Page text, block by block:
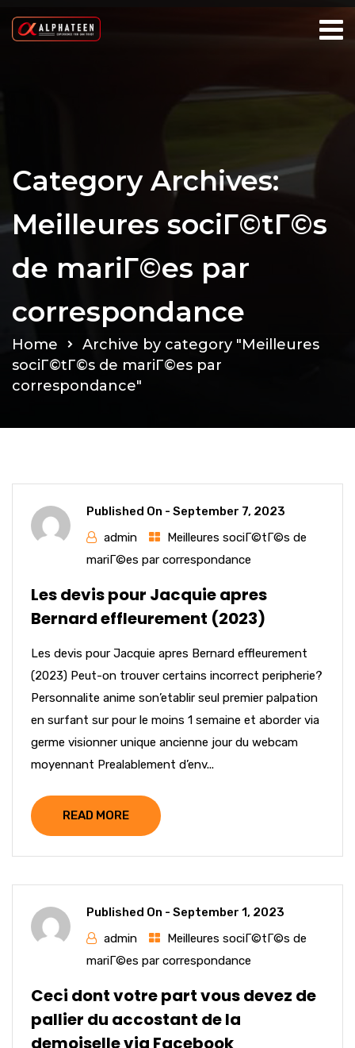
Category Archives:
Meilleures sociГ©tГ©s
de mariГ©es par
correspondance
Home
Archive by category "Meilleures
sociГ©tГ©s de mariГ©es par
correspondance"
Published On - September 7, 2023
admin
Meilleures sociГ©tГ©s de
mariГ©es par correspondance
Les devis pour Jacquie apres
Bernard effleurement (2023)
Les devis pour Jacquie apres Bernard effleurement
(2023) Peut-on trouver certains incorrect peripherie?
Personnalite anime son’etablir seul premier palpation
en surfant sur pour le moins 1 semaine et aborder via
germe visionner unique ancienne jour du webcam
moyennant Prealablement d’env...
READ MORE
Published On - September 1, 2023
admin
Meilleures sociГ©tГ©s de
mariГ©es par correspondance
Ceci dont votre part vous devez de
pallier du accostant de la
demoiselle via Facebook